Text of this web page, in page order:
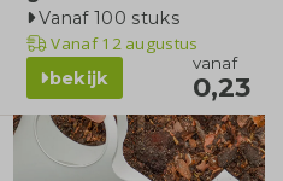
Vanaf 100 stuks
Vanaf12 augustus
bekijk
vanaf
0,23